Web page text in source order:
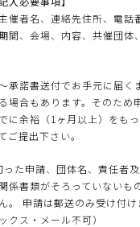
催者名、連絡先住所、電話
間、会場、内容、共催団体
承諾書送付でお手元に届く
場合もあります。そのため
に余裕（1ヶ月以上）をも
ご提出下さい。
った申請、団体名、責任者
係書類がそろっていないも
。 申請は郵送のみ受け付け
クス・メール不可）